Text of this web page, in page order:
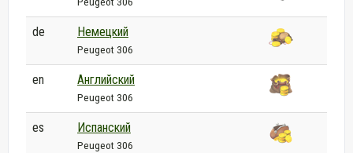
de Немецкий
Peugeot 306
en Английский
Peugeot 306
es Испанский
Peugeot 306